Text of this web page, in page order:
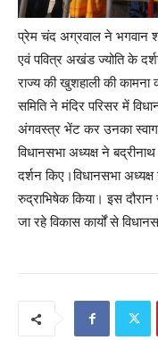
प्रेम चंद अग्रवाल ने भगवान
एवं पवित्र अखंड ज्योति के
राज्य की खुशहाली की कामना
समिति ने मंदिर परिसर में
अंगवस्त्र भेंट कर उनका
विधानसभा अध्यक्ष ने
दर्शन किए।विधानसभा
रुद्राभिषेक किया। इस
जा रहे विकास कार्यों से